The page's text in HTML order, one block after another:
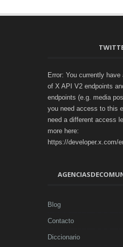
Error: You currently
of X API V2 endpoints
endpoints (e.g. media
you need access to this
need a different access
more here:
https://developer.x.com/
Blog
Contacto
Diccionario